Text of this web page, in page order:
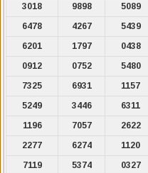
3018
9898 5089
6478
4267 5439
6201
1797 0438
0912
0752 5480
7325
6931 1157
5249
3446 6311
1196
7057 2622
2277
6274 1120
7119
5374 0327